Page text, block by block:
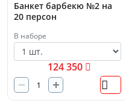
Банкет барбекю №2 на
20 персон
В наборе
124 350